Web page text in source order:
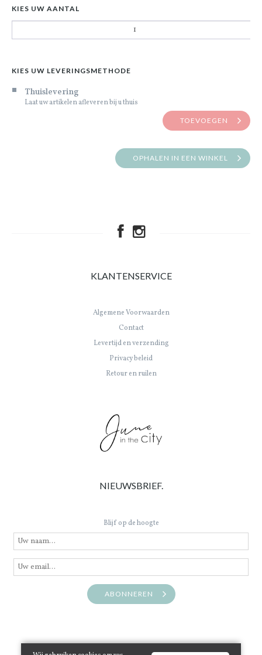
KIES UW AANTAL
KIES UW LEVERINGSMETHODE
Thuislevering
Laat uw artikelen afleveren bij u thuis
TOEVOEGEN
OPHALEN IN EEN WINKEL
KLANTENSERVICE
Algemene Voorwaarden
Contact
Levertijd en verzending
Privacy beleid
Retour en ruilen
NIEUWSBRIEF.
Blijf op de hoogte
ABONNEREN